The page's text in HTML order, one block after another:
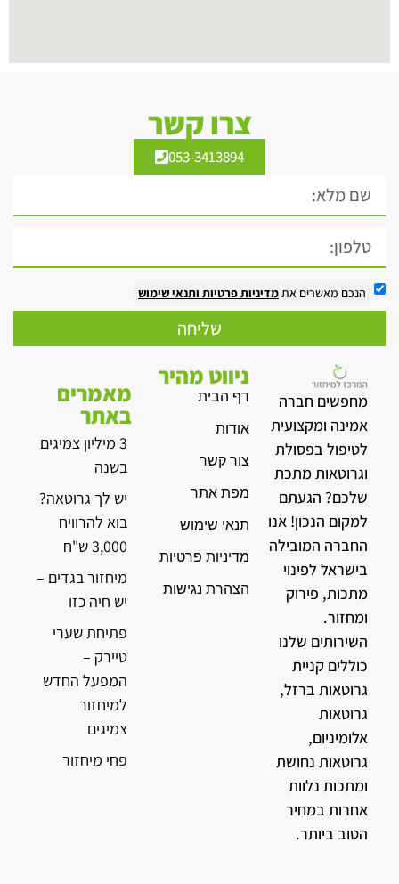
צרו קשר
053-3413894
הנכם מאשרים אתמדיניות פרטיות ותנאי שימוש
שליחה
מחפשים חברה
אמינה ומקצועית
לטיפול בפסולת
וגרוטאות מתכת
שלכם? הגעתם
למקום הנכון! אנו
החברה המובילה
בישראל לפינוי
מתכות, פירוק
ומחזור.
השירותים שלנו
כוללים קניית
גרוטאות ברזל,
גרוטאות
אלומיניום,
גרוטאות נחושת
ומתכות נלוות
אחרות במחיר
הטוב ביותר.
ניווט מהיר
דף הבית
אודות
צור קשר
מפת אתר
תנאי שימוש
מדיניות פרטיות
הצהרת נגישות
מאמרים
באתר
3 מיליון צמיגים
בשנה
יש לך גרוטאה?
בוא להרוויח
3,000 ש"ח
מיחזור בגדים –
יש חיה כזו
פתיחת שערי
טיירק –
המפעל החדש
למיחזור
צמיגים
פחי מיחזור